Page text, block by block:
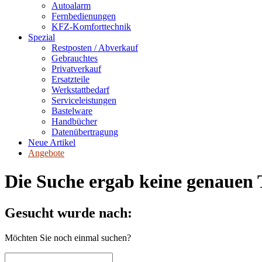
Autoalarm
Fernbedienungen
KFZ-Komforttechnik
Spezial
Restposten / Abverkauf
Gebrauchtes
Privatverkauf
Ersatzteile
Werkstattbedarf
Serviceleistungen
Bastelware
Handbücher
Datenübertragung
Neue Artikel
Angebote
Die Suche ergab keine genauen
Gesucht wurde nach:
Möchten Sie noch einmal suchen?